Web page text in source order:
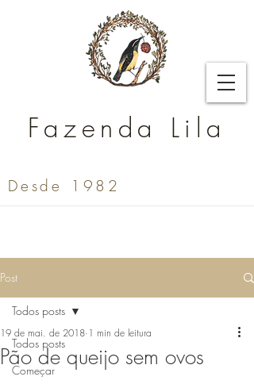
Fazenda Lila
Desde 1982
Post
Todos posts
Começar
Todos posts
Pão de queijo sem ovos
19 de mai. de 2018 1 min de leitura